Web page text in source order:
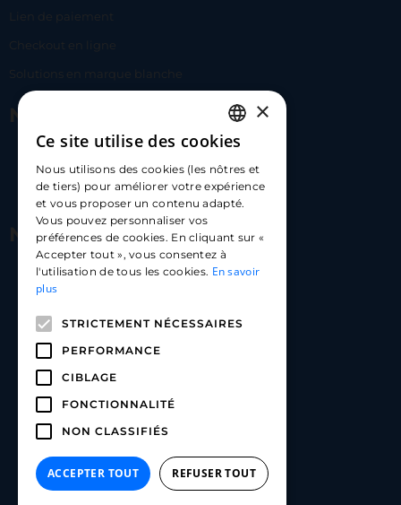
Lien de paiement
Checkout en ligne
Solutions en marque blanche
Nous contacter
hello@carloapp.com
Nous suivre
Carlo App | Instagram
Carlo App | Linkedin
FRENCH
ENGLISH
SPANISH
×
Ce site utilise des cookies
Nous utilisons des cookies (les nôtres et
de tiers) pour améliorer votre expérience
et vous proposer un contenu adapté.
Vous pouvez personnaliser vos
préférences de cookies. En cliquant sur «
Accepter tout », vous consentez à
l'utilisation de tous les cookies. En savoir
plus
STRICTEMENT NÉCESSAIRES
PERFORMANCE
CIBLAGE
FONCTIONNALITÉ
NON CLASSIFIÉS
ACCEPTER TOUT REFUSER TOUT